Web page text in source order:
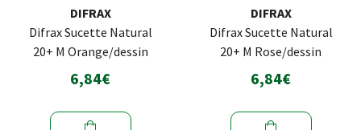
DIFRAX
Difrax Sucette Natural
20+ M Orange/dessin
6,84€
DIFRAX
Difrax Sucette Natural
20+ M Rose/dessin
6,84€